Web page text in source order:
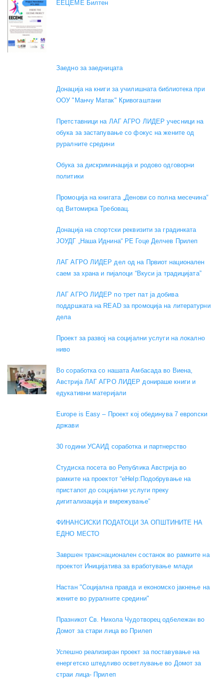
EEЦЕМЕ Билтен
Заедно за заедницата
Донација на книги за училишната библиотека при
ООУ "Манчу Матак" Кривогаштани
Претставници на ЛАГ АГРО ЛИДЕР учесници на
обука за застапување со фокус на жените од
руралните средини
Обука за дискриминација и родово одговорни
политики
Промоција на книгата „Денови со полна месечина“
од Витомирка Требовац.
Донација на спортски реквизити за градинката
ЈОУДГ „Наша Иднина“ РЕ Гоце Делчев Прилеп
ЛАГ АГРО ЛИДЕР дел од на Првиот национален
саем за храна и пијалоци “Вкуси ја традицијата”
ЛАГ АГРО ЛИДЕР по трет пат ја добива
поддршката на READ за промоција на литературни
дела
Проект за развој на социјални услуги на локално
ниво
Во соработка со нашата Амбасада во Виена,
Австрија ЛАГ АГРО ЛИДЕР донираше книги и
едукативни материјали
Europe is Easy – Проект кој обединува 7 европски
држави
30 години УСАИД соработка и партнерство
Студиска посета во Република Австрија во
рамките на проектот “eHelp:Подобрување на
пристапот до социјални услуги преку
дигитализација и вмрежување”
ФИНАНСИСКИ ПОДАТОЦИ ЗА ОПШТИНИТЕ НА
ЕДНО МЕСТО
Завршен транснационален состанок во рамките на
проектот Иницијатива за вработување млади
Настан "Социјална правда и економско јакнење на
жените во руралните средини"
Празникот Св. Никола Чудотворец одбележан во
Домот за стари лица во Прилеп
Успешно реализиран проект за поставување на
енергетско штедливо осветлување во Домот за
страи лица- Прилеп